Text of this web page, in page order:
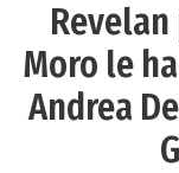
Moro le
Andrea